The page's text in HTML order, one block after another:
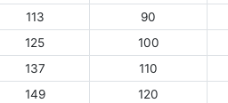
113 90
125 100
137 110
149 120